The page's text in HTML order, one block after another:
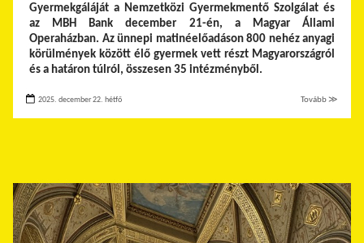
Gyermekgáláját a Nemzetközi Gyermekmentő Szolgálat és
az MBH Bank december 21-én, a Magyar Állami
Operaházban. Az ünnepi matinéelőadáson 800 nehéz anyagi
körülmények között élő gyermek vett részt Magyarországról
és a határon túlról, összesen 35 intézményből.
2025. december 22. hétfő Tovább ≫